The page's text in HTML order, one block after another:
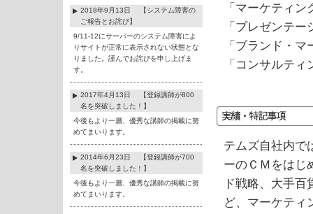
2018年9月13日 【システム障害の
ご報告とお詫び】
9/11-12にサーバーのシステム障害によ
りサイトが正常に表示されない状態とな
りました。謹んでお詫びを申し上げま
す。
2017年4月13日 【登録講師が800
名を突破しました！】
今後もより一層、優秀な講師の掲載に努
めてまいります。
2014年6月23日 【登録講師が700
名を突破しました！】
今後もより一層、優秀な講師の掲載に努
めてまいります。
「マーケティ
「プレゼンテ
「ブランド・
「コンサルテ
テムズ自社内で
ーのＣＭをはじ
ド戦略、大手
ど、マーケティ